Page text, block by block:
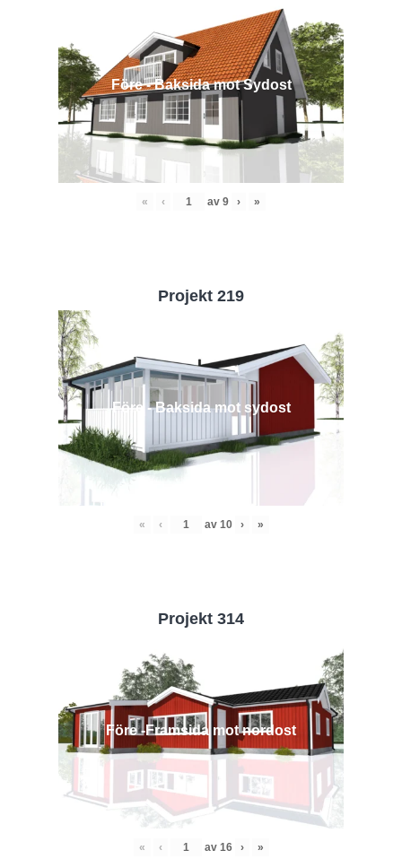
Före - Baksida mot Sydost
« ‹ av 9 › »
Projekt 219
Före - Baksida mot sydost
« ‹ av 10 › »
Projekt 314
Före -Framsida mot nordost
« ‹ av 16 › »